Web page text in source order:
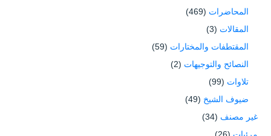
المحاضرات (469)
المقالات (3)
المقتطفات والمختارات (59)
النصائح والتوجيهات (2)
تلاوات (99)
ضيوف الشيخ (49)
غير مصنف (34)
مرئيات (26)